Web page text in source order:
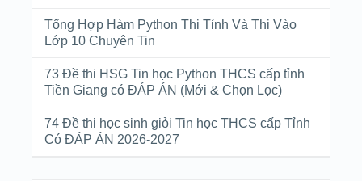
Tổng Hợp Hàm Python Thi Tỉnh Và Thi Vào
Lớp 10 Chuyên Tin
73 Đề thi HSG Tin học Python THCS cấp tỉnh
Tiền Giang có ĐÁP ÁN (Mới & Chọn Lọc)
74 Đề thi học sinh giỏi Tin học THCS cấp Tỉnh
Có ĐÁP ÁN 2026-2027